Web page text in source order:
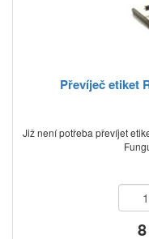
Převíječ etiket
Již není potřeba převíjet